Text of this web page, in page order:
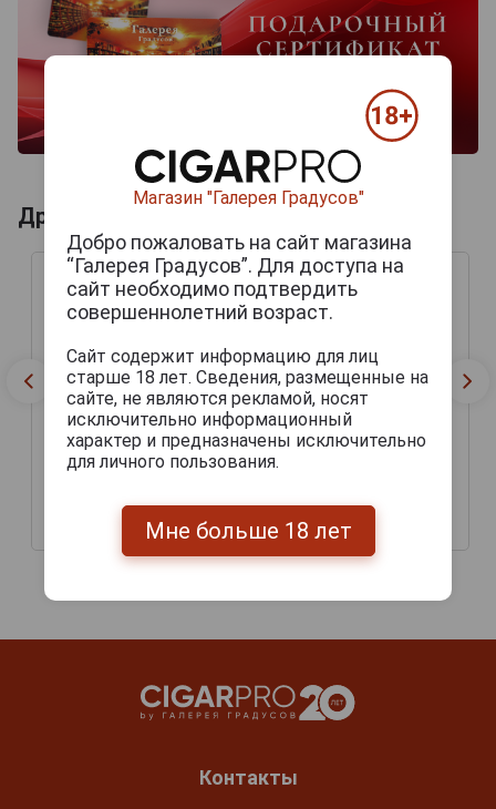
Другие продукты бренда A. TURRENT
Casa Turrent Serie 1942
1 800 руб.
1 800 руб.
Контакты
Магазин "Галерея Градусов"
Добро пожаловать на сайт магазина
“Галерея Градусов”. Для доступа на
сайт необходимо подтвердить
совершеннолетний возраст.
Сайт содержит информацию для лиц
старше 18 лет. Сведения, размещенные на
сайте, не являются рекламой, носят
исключительно информационный
характер и предназначены исключительно
для личного пользования.
Мне больше 18 лет